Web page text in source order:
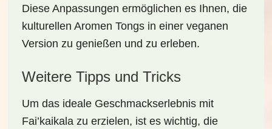
Diese Anpassungen ermöglichen es Ihnen, die
kulturellen Aromen Tongs in einer veganen
Version zu genießen und zu erleben.
Weitere Tipps und Tricks
Um das ideale Geschmackserlebnis mit
Fai’kaikalazu erzielen, ist es wichtig, die